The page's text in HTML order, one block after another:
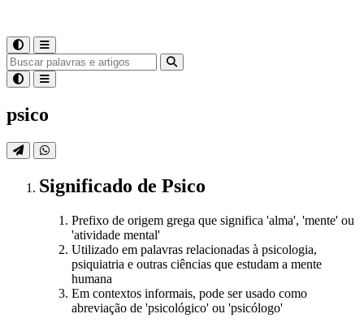
psico
Significado de Psico
Prefixo de origem grega que significa 'alma', 'mente' ou
'atividade mental'
Utilizado em palavras relacionadas à psicologia,
psiquiatria e outras ciências que estudam a mente
humana
Em contextos informais, pode ser usado como
abreviação de 'psicológico' ou 'psicólogo'